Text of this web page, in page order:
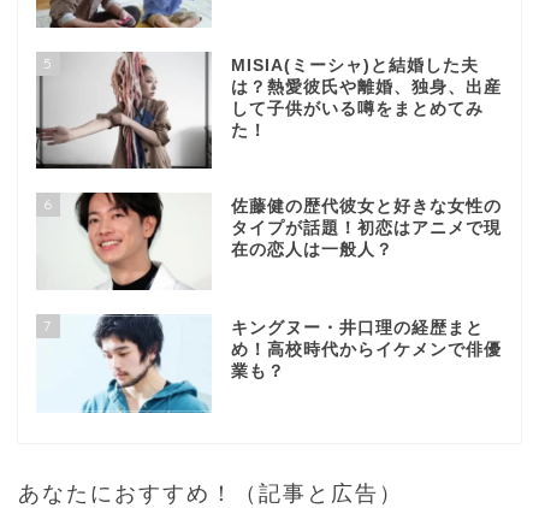
5
MISIA(ミーシャ)と結婚した夫
は？熱愛彼氏や離婚、独身、出産
して子供がいる噂をまとめてみ
た！
6
佐藤健の歴代彼女と好きな女性の
タイプが話題！初恋はアニメで現
在の恋人は一般人？
7
キングヌー・井口理の経歴まと
め！高校時代からイケメンで俳優
業も？
あなたにおすすめ！（記事と広告）